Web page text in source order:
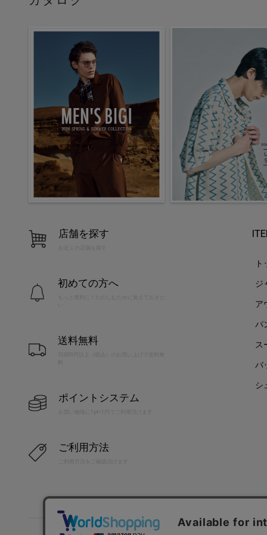
店舗を探す
お近くの店舗を探す
初めての方へ
送料無料
10,000円以上（税込）のお買い上げで送料無
ポイントシステム
お買い物毎に1pt=1円でご利用頂けます
ご利用方法
ジ
ア
パ
ス
バ
シ